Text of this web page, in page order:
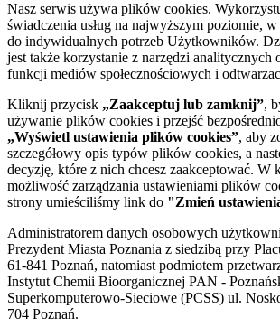
Nasz serwis używa plików cookies.
świadczenia usług na najwyższym poziomie,
do indywidualnych potrzeb Użytkowników.
jest także korzystanie z narzędzi analitycznych
funkcji mediów społecznościowych i
Kliknij przycisk „Zaakceptuj lub zamknij”,
używanie plików cookies i przejść
„Wyświetl ustawienia plików cookies”, aby
szczegółowy opis typów plików cookies, a
decyzję, które z nich chcesz zaakceptować. W
możliwość zarządzania ustawieniami plików
strony umieściliśmy link do "Zmień
Administratorem danych osobowych
Prezydent Miasta Poznania z siedzibą przy
61-841 Poznań, natomiast podmiotem
Instytut Chemii Bioorganicznej PAN -
Superkomputerowo-Sieciowe (PCSS) ul.
704 Poznań.